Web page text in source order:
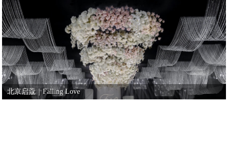
北京启蔻｜Falling Love